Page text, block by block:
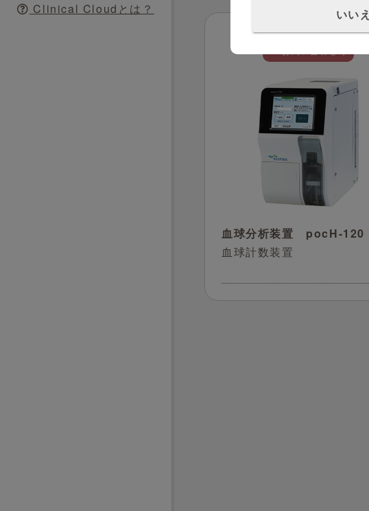
Clinical Cloudとは？
血球分析装置 pocH-120
血球計数装置
いいえ